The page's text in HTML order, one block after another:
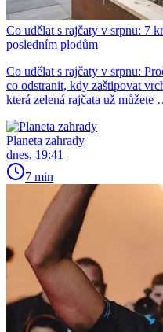
Co udělat s rajčaty v srpnu: 7
posledním plodům
Co udělat s rajčaty v srpnu:
co odstranit, kdy zaštipovat
která zelená rajčata už můžete
Planeta zahrady
dnes, 19:41
7 min